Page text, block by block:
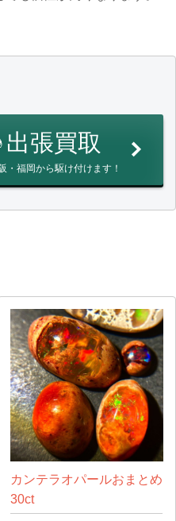
出張買取
・福岡から駆け付けます！
カンテラオパールおまとめ
30ct